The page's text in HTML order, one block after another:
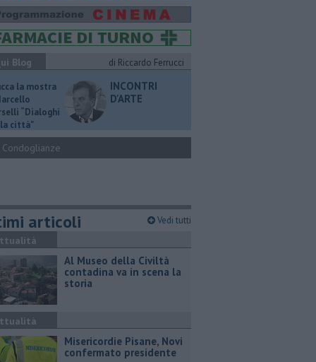
Blog
di Riccardo Ferrucci
la mostra
“Dialoghi
città"
INCONTRI
D'ARTE
Condoglianze
articoli Vedi tutti
Al Museo della Civiltà
contadina va in scena la
storia
Misericordie Pisane, Novi
confermato presidente